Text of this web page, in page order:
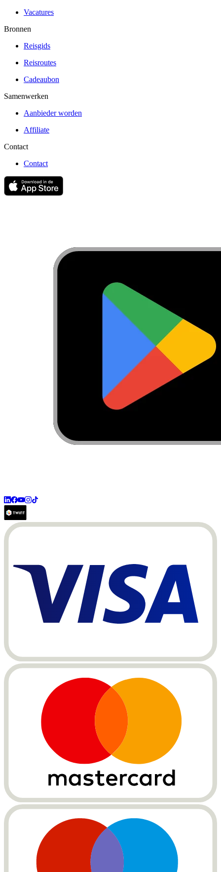
Vacatures
Bronnen
Reisgids
Reisroutes
Cadeaubon
Samenwerken
Aanbieder worden
Affiliate
Contact
Contact